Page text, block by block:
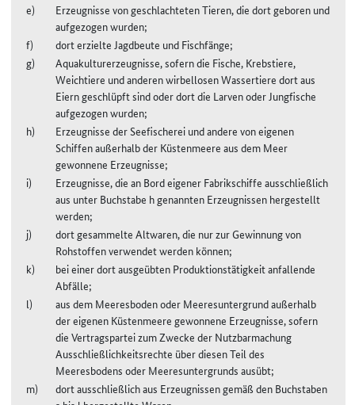
Erzeugnisse von geschlachteten Tieren, die dort geboren und
aufgezogen wurden;
dort erzielte Jagdbeute und Fischfänge;
Aquakulturerzeugnisse, sofern die Fische, Krebstiere,
Weichtiere und anderen wirbellosen Wassertiere dort aus
Eiern geschlüpft sind oder dort die Larven oder Jungfische
aufgezogen wurden;
Erzeugnisse der Seefischerei und andere von eigenen
Schiffen außerhalb der Küstenmeere aus dem Meer
gewonnene Erzeugnisse;
Erzeugnisse, die an Bord eigener Fabrikschiffe ausschließlich
aus unter Buchstabe h genannten Erzeugnissen hergestellt
werden;
dort gesammelte Altwaren, die nur zur Gewinnung von
Rohstoffen verwendet werden können;
bei einer dort ausgeübten Produktionstätigkeit anfallende
Abfälle;
aus dem Meeresboden oder Meeresuntergrund außerhalb
der eigenen Küstenmeere gewonnene Erzeugnisse, sofern
die Vertragspartei zum Zwecke der Nutzbarmachung
Ausschließlichkeitsrechte über diesen Teil des
Meeresbodens oder Meeresuntergrunds ausübt;
dort ausschließlich aus Erzeugnissen gemäß den Buchstaben